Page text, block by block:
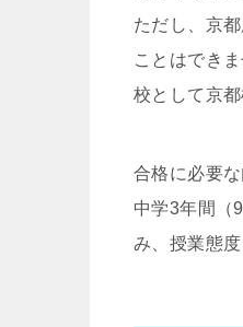
ただし、京
ことはでき
校として京
合格に必要
中学3年間（
み、授業態